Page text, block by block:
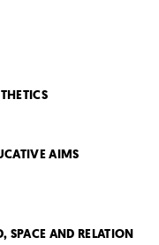
AIMS
SPACE AND RELATION